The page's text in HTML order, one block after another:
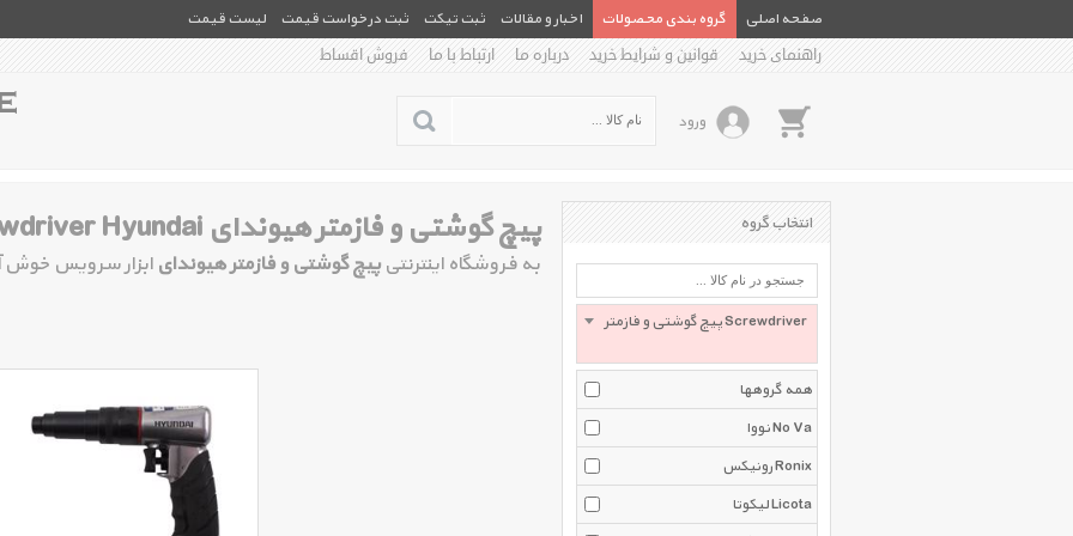
صفحه اصلی گروه بندی محصولات اخبار و مقالات ثبت تیکت ثبت درخواست قیمت
لیست قیمت
راهنمای خرید
قوانین و شرایط خرید درباره ما ارتباط با ما فروش اقساط
ورود
پیچ گوشتی و فازمتر هیوندای Screwdriver Hyundai
به فروشگاه اینترنتی پیچ گوشتی و فازمتر هیوندای ابزار سرویس خوش
انتخاب گروه
پیچ گوشتی و فازمتر Screwdriver
همه گروهها
نووا No Va
رونیکس Ronix
لیکوتا Licota